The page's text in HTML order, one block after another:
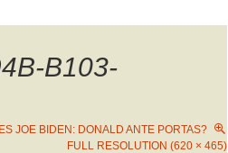
B103-
JOE BIDEN: DONALD ANTE PORTAS?
FULL RESOLUTION (620 × 465)